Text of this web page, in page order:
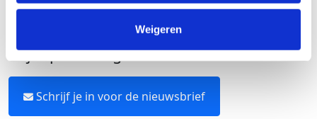
Weigeren
Blijf op de hoogte
Schrijf je in voor de nieuwsbrief